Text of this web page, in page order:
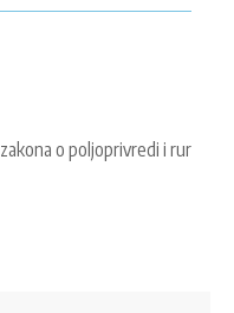
o poljoprivredi i rur